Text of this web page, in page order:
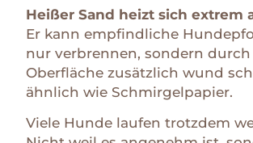
Heißer Sand heizt sich extrem
Er kann empfindliche
nur verbrennen, sondern durch
Oberfläche zusätzlich wund
ähnlich wie Schmirgelpapier.
Viele Hunde laufen trotzdem